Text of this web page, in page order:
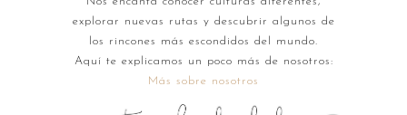
explorar nuevas rutas y descubrir algunos de
los rincones más escondidos del mundo.
Aquí te explicamos un poco más de nosotros:
Más sobre nosotros